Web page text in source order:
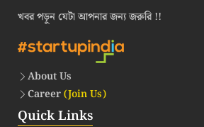
খবর পড়ুন যেটা আপনার জন্য জরুরি !!
About Us
Career(Join Us)
Quick Links